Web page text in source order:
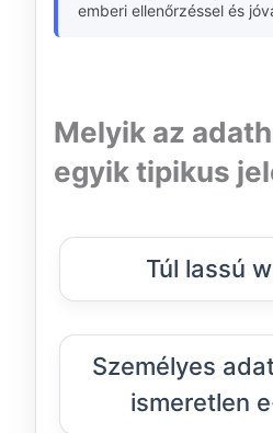
emberi ellenőrzéssel és
Melyik az
egyik tipikus
Túl lassú
Személyes
ismeretlen